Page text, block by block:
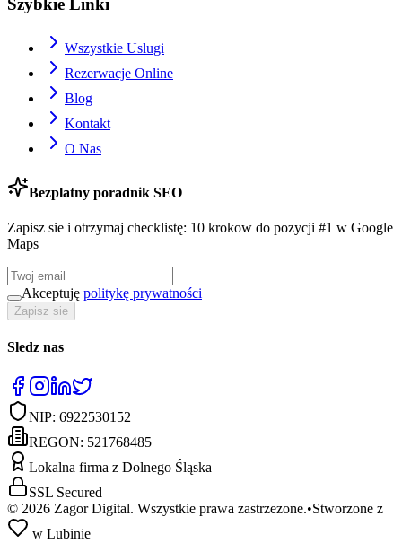
Szybkie Linki
Wszystkie Uslugi
Rezerwacje Online
Blog
Kontakt
O Nas
Bezplatny poradnik SEO
Zapisz sie i otrzymaj checklistę: 10 krokow do pozycji #1 w Google
Maps
Akceptuję politykę prywatności
Zapisz sie
Sledz nas
NIP: 6922530152
REGON: 521768485
Lokalna firma z Dolnego Śląska
SSL Secured
© 2026 Zagor Digital. Wszystkie prawa zastrzezone.•Stworzone z
w Lubinie